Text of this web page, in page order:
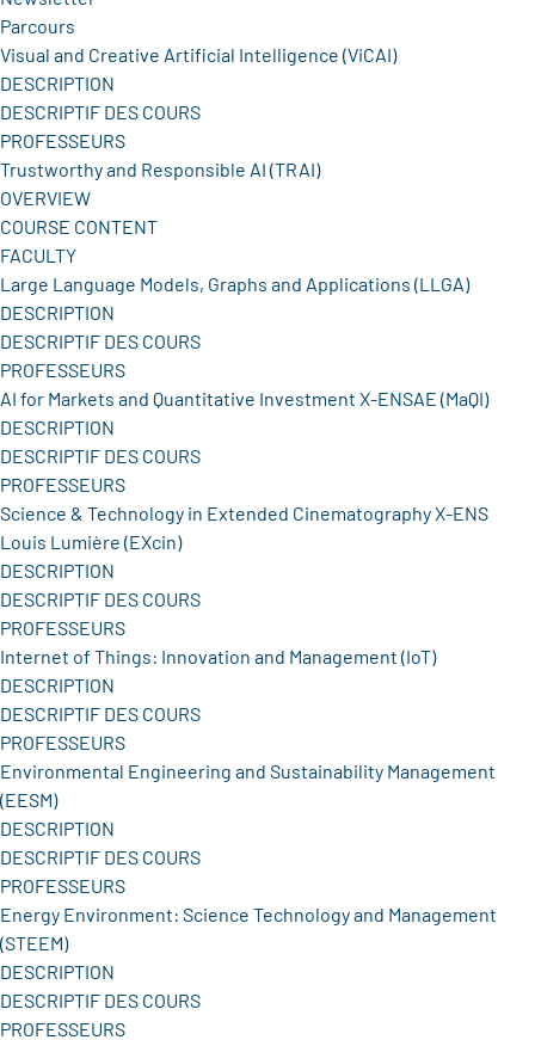
Parcours
Visual and Creative Artificial Intelligence (ViCAI)
DESCRIPTION
DESCRIPTIF DES COURS
PROFESSEURS
Trustworthy and Responsible AI (TRAI)
OVERVIEW
COURSE CONTENT
FACULTY
Large Language Models, Graphs and Applications (LLGA)
DESCRIPTION
DESCRIPTIF DES COURS
PROFESSEURS
AI for Markets and Quantitative Investment X-ENSAE (MaQI)
DESCRIPTION
DESCRIPTIF DES COURS
PROFESSEURS
Science & Technology in Extended Cinematography X-ENS
Louis Lumière (EXcin)
DESCRIPTION
DESCRIPTIF DES COURS
PROFESSEURS
Internet of Things: Innovation and Management (IoT)
DESCRIPTION
DESCRIPTIF DES COURS
PROFESSEURS
Environmental Engineering and Sustainability Management
(EESM)
DESCRIPTION
DESCRIPTIF DES COURS
PROFESSEURS
Energy Environment: Science Technology and Management
(STEEM)
DESCRIPTION
DESCRIPTIF DES COURS
PROFESSEURS